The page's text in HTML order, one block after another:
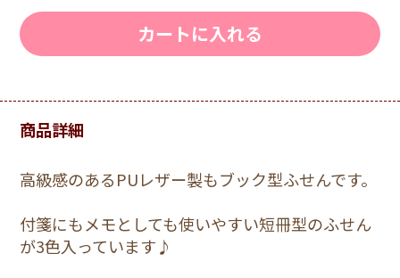
カートに入れる
商品詳細
高級感のあるPUレザー製もブック型ふせんです。
付箋にもメモとしても使いやすい短冊型のふせん
が3色入っています♪